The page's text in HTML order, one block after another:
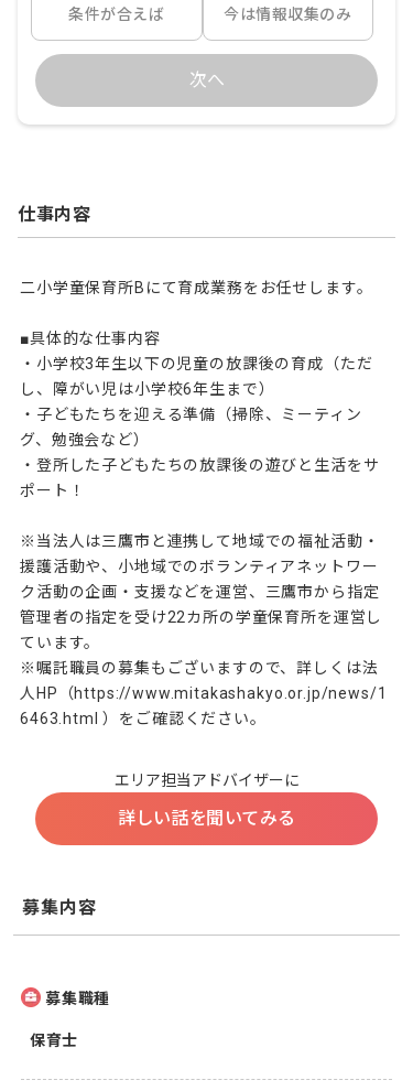
条件が合えば 今は情報収集のみ
次へ
仕事内容
二小学童保育所Bにて育成業務をお任せします。
■具体的な仕事内容
・小学校3年生以下の児童の放課後の育成（ただ
し、障がい児は小学校6年生まで）
・子どもたちを迎える準備（掃除、ミーティン
グ、勉強会など）
・登所した子どもたちの放課後の遊びと生活をサ
ポート！
※当法人は三鷹市と連携して地域での福祉活動・
援護活動や、小地域でのボランティアネットワー
ク活動の企画・支援などを運営、三鷹市から指定
管理者の指定を受け22カ所の学童保育所を運営し
ています。
※嘱託職員の募集もございますので、詳しくは法
人HP（https://www.mitakashakyo.or.jp/news/1
6463.html ）をご確認ください。
エリア担当アドバイザーに
詳しい話を聞いてみる
募集内容
募集職種
保育士